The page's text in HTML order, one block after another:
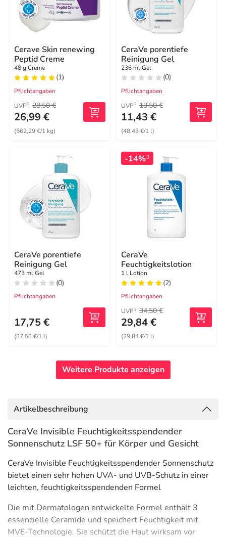
Cerave Skin renewing
Peptid Creme
48 g Creme
(1)
Pflichtangaben
UVP1 28,50 €
26,99 €
(562,29 €/1 kg)
CeraVe porentiefe
Reinigung Gel
236 ml Gel
(0)
Pflichtangaben
UVP1 13,50 €
11,43 €
(48,43 €/1 l)
CeraVe porentiefe
Reinigung Gel
473 ml Gel
(0)
Pflichtangaben
17,75 €
(37,53 €/1 l)
-14%3
CeraVe
Feuchtigkeitslotion
1 l Lotion
(2)
Pflichtangaben
UVP1 34,50 €
29,84 €
(29,84 €/1 l)
Weitere Produkte anzeigen
Artikelbeschreibung
CeraVe Invisible Feuchtigkeitsspendender
Sonnenschutz LSF 50+ für Körper und Gesicht
CeraVe Invisible Feuchtigkeitsspendender Sonnenschutz
bietet einen sehr hohen UVA- und UVB-Schutz in einer
leichten, feuchtigkeitsspendenden Formel
Die mit Dermatologen entwickelte Formel enthält 3
essenzielle Ceramide und speichert Feuchtigkeit mit
MVE-Technologie. Sie schützt die Haut wirksam vor